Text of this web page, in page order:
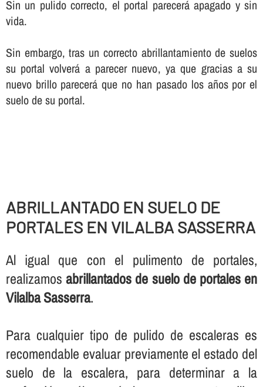
Sin un pulido correcto, el portal parecerá apagado y sin
vida.
Sin embargo, tras un correcto abrillantamiento de suelos
su portal volverá a parecer nuevo, ya que gracias a su
nuevo brillo parecerá que no han pasado los años por el
suelo de su portal.
ABRILLANTADO EN SUELO DE
PORTALES EN VILALBA SASSERRA
Al igual que con el pulimento de portales,
realizamosabrillantados de suelo de portales en
Vilalba Sasserra.
Para cualquier tipo de pulido de escaleras es
recomendable evaluar previamente el estado del
suelo de la escalera, para determinar a la